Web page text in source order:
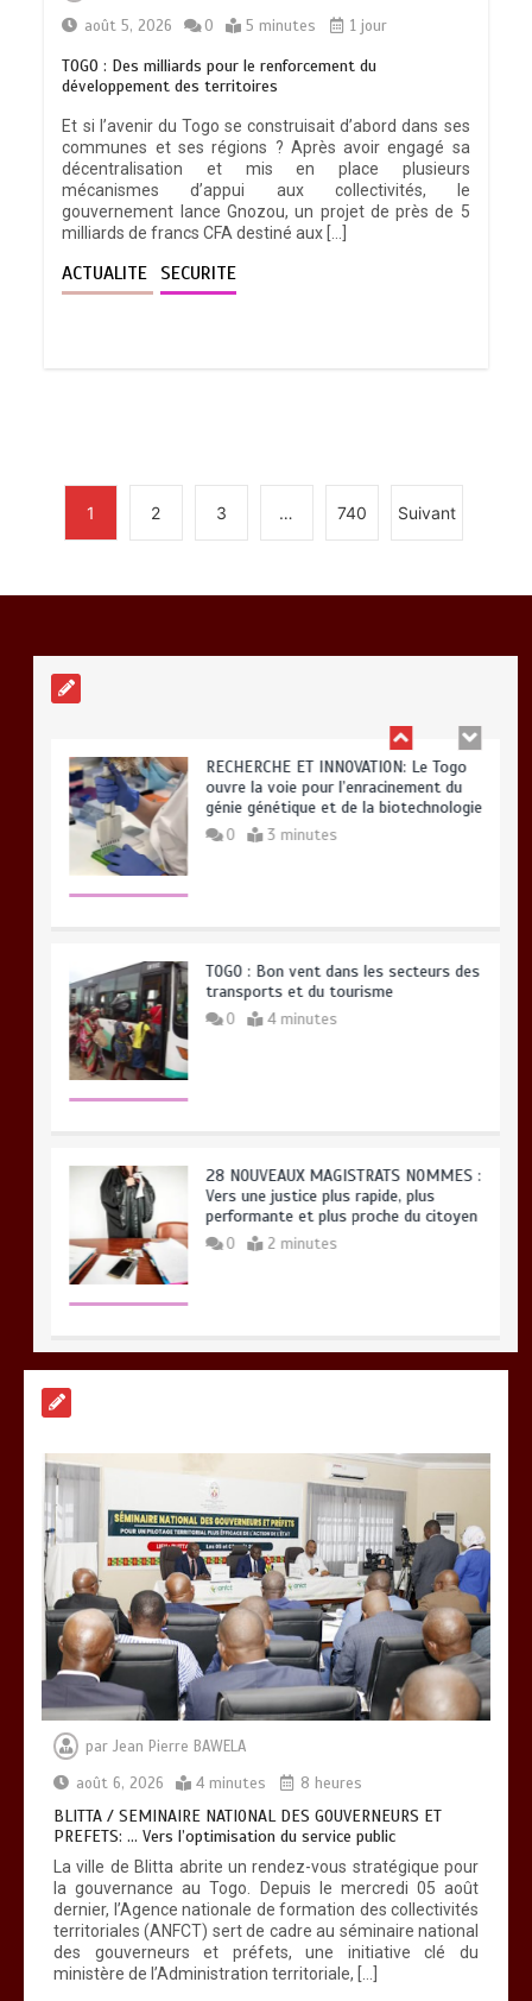
août 5, 2026
0 5 minutes 1 jour
TOGO : Des milliards pour le renforcement du
développement des territoires
Et si l’avenir du Togo se construisait d’abord dans ses
communes et ses régions ? Après avoir engagé sa
décentralisation et mis en place plusieurs
mécanismes d’appui aux collectivités, le
gouvernement lance Gnozou, un projet de près de 5
milliards de francs CFA destiné aux […]
ACTUALITE SECURITE
1 2 3 … 740 Suivant
3 minutes
TOGO : Bon vent dans les secteurs des
transports et du tourisme
0 4 minutes
RECHERCHE ET INNOVATION: Le Togo
ouvre la voie pour l’enracinement du
génie génétique et de la biotechnologie
0 3 minutes
TOGO : Bon vent dans les secteurs des
transports et du tourisme
0 4 minutes
28 NOUVEAUX MAGISTRATS NOMMES :
Vers une justice plus rapide, plus
performante et plus proche du citoyen
0 2 minutes
RECHERCHE ET INNOVATION: Le Togo
ouvre la voie pour l’enracinement du
génie génétique et de la biotechnologie
0 3 minutes
TOGO : Bon vent dans les secteurs des
transports et du tourisme
0 4 minutes
par Jean Pierre BAWELA
août 6, 2026
4 minutes 8 heures
BLITTA / SEMINAIRE NATIONAL DES GOUVERNEURS ET
PREFETS: … Vers l’optimisation du service public
La ville de Blitta abrite un rendez-vous stratégique pour
la gouvernance au Togo. Depuis le mercredi 05 août
dernier, l’Agence nationale de formation des collectivités
territoriales (ANFCT) sert de cadre au séminaire national
des gouverneurs et préfets, une initiative clé du
ministère de l’Administration territoriale, […]